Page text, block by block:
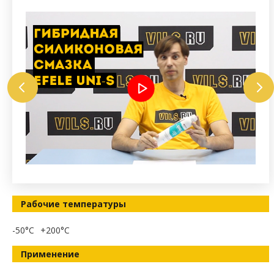
Рабочие температуры
-50°C +200°C
Применение